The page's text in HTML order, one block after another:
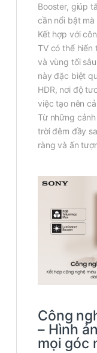
Booster, giúp
cần nổi bật
Kết hợp với
TV có thể hiển
và vùng tối
này đặc biệt
HDR, nơi độ
việc tạo nên
Từ những
trời đêm đầy
ràng và ấn
Công
– Hình
mọi góc